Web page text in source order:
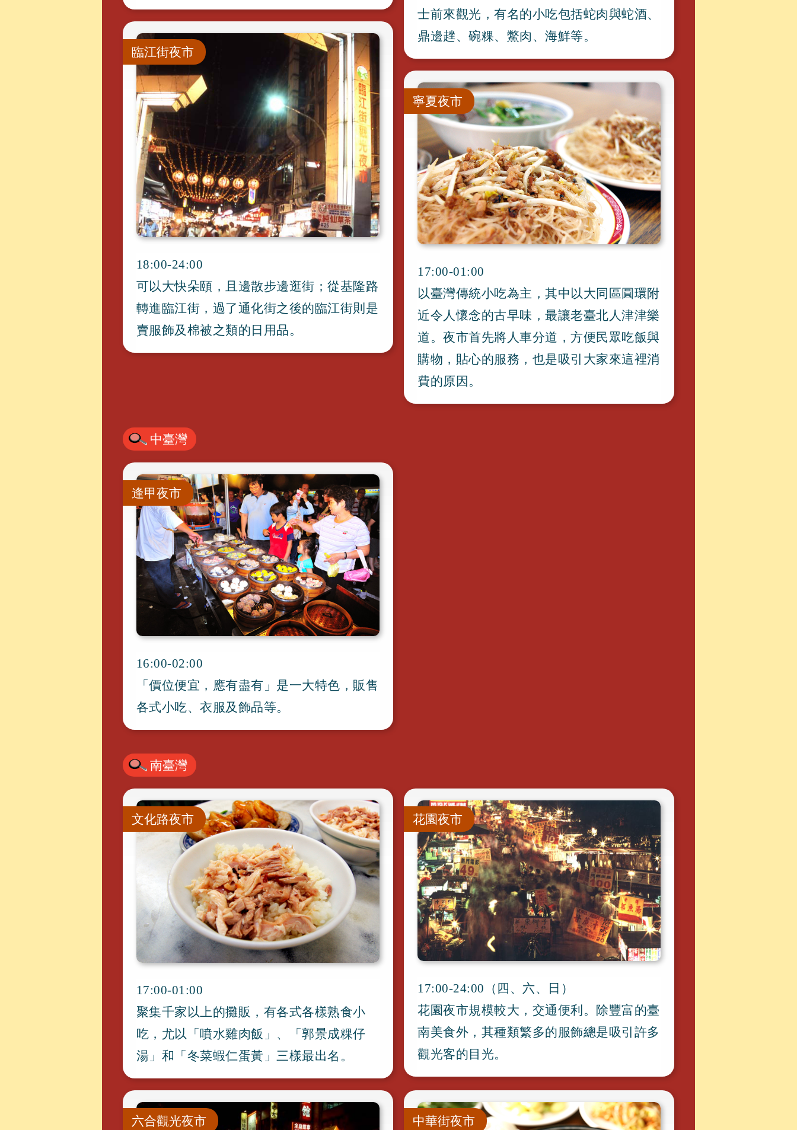
士前來觀光 ，有名的小吃包括蛇肉與蛇酒、
鼎邊趖、碗粿、 鱉肉 、海鮮等。
臨江街夜市
18:00-24:00
可以大快朵頤 ，
且邊散步邊逛街；從基隆路
轉進臨江街 ， 過了通化街之後的臨江街則是
賣服飾及棉被之類的日用品。
寧夏夜市
17:00-01:00
以臺灣傳統小吃為主 ，其中以大同區圓環附
近令人懷念的古早味 ，最讓老臺北人津津樂
道。夜市首先將人車分道 ，方便民眾吃飯與
購物 ， 貼心的服務 ， 也是吸引大家來這裡消
費的原因 。
中臺灣
逢甲夜市
16:00-02:00
「價位便宜 ， 應有盡有」是一大特色 ， 販售
各式小吃、衣服及飾品等。
南臺灣
文化路夜市
17:00-01:00
聚集千家以上的攤販 ， 有各式各樣熟食小
吃 ， 尤以「噴水雞肉飯」 、
「郭景成粿仔
湯」和「冬菜蝦仁蛋黃」三樣最出名 。
花園夜市
17:00-24:00（四 、 六、
日）
花園夜市規模較大 ， 交通便利 。 除豐富的臺
南美食外 ， 其種類繁多的服飾總是吸引許多
觀光客的目光。
六合觀光夜市 中華街夜市